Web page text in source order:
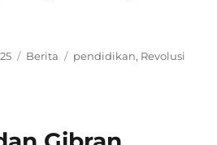
Categories
Berita Tags
pendidikan, Revolusi